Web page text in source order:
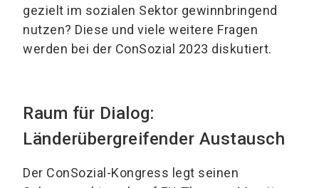
gezielt im sozialen Sektor gewinnbringend
nutzen? Diese und viele weitere Fragen
werden bei der ConSozial 2023 diskutiert.
Raum für Dialog:
Länderübergreifender Austausch
Der ConSozial-Kongress legt seinen